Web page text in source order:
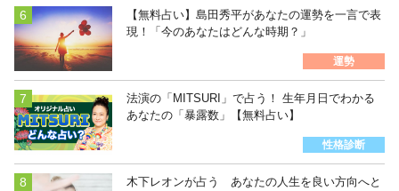
【無料占い】島田秀平があなたの運勢を一言で表
現！「今のあなたはどんな時期？」
運勢
法演の「MITSURI」で占う！ 生年月日でわかる
あなたの「暴露数」【無料占い】
性格診断
木下レオンが占う あなたの人生を良い方向へと